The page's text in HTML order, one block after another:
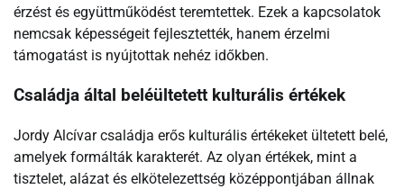
érzést és együttműködést teremtettek. Ezek a kapcsolatok
nemcsak képességeit fejlesztették, hanem érzelmi
támogatást is nyújtottak nehéz időkben.
Családja által beléültetett kulturális értékek
Jordy Alcívar családja erős kulturális értékeket ültetett belé,
amelyek formálták karakterét. Az olyan értékek, mint a
tisztelet, alázat és elkötelezettség középpontjában állnak